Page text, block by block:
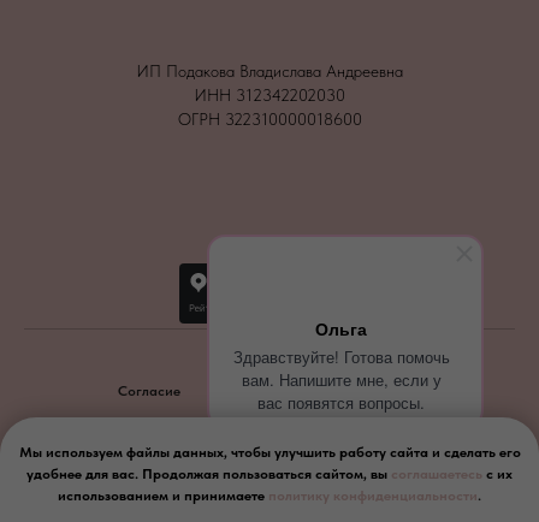
Ольга
Здравствуйте! Готова помочь
вам. Напишите мне, если у
вас появятся вопросы.
ИП Подакова Владислава Андреевна
ИНН 312342202030
ОГРН 322310000018600
Согласие Политика конфиденциальности
Вернуться наверх
Мы используем файлы данных, чтобы улучшить работу сайта и сделать его
удобнее для вас. Продолжая пользоваться сайтом, вы соглашаетесь с их
использованием и принимаете политику конфиденциальности.